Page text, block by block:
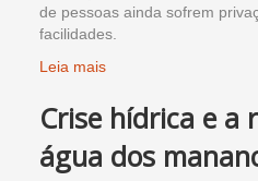
de pessoas ainda sofrem
facilidades.
Leia mais
Crise hídrica e a
água dos